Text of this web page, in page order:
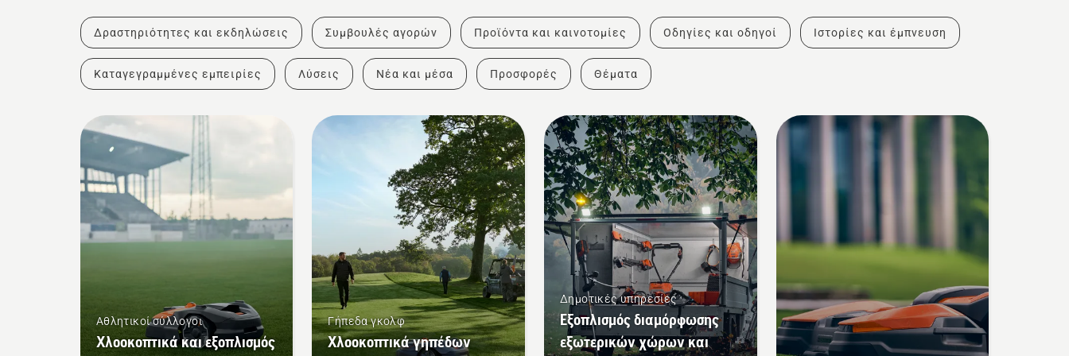
Δραστηριότητες και εκδηλώσεις Συμβουλές αγορών Προϊόντα και καινοτομίες Οδηγίες και οδηγοί Ιστορίες και έμπνευση
Καταγεγραμμένες εμπειρίες Λύσεις Νέα και μέσα Προσφορές Θέματα
Αθλητικοί σύλλογοι
Χλοοκοπτικά και εξοπλισμός
Γήπεδα γκολφ
Χλοοκοπτικά γηπέδων
Δημοτικές υπηρεσίες
Εξοπλισμός διαμόρφωσης
εξωτερικών χώρων και